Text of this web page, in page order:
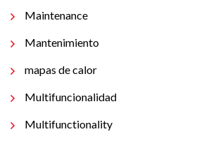
Maintenance
Mantenimiento
mapas de calor
Multifuncionalidad
Multifunctionality